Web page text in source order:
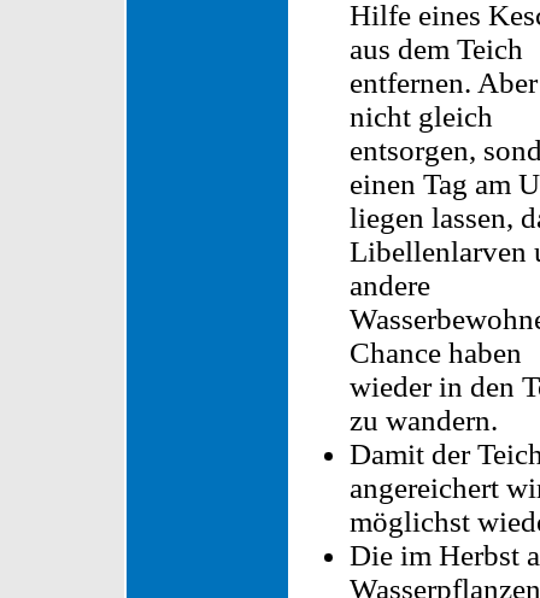
Hilfe eines
aus dem Teich
entfernen. Aber
nicht gleich
entsorgen,
einen Tag am
liegen lassen,
Libellenlarven
andere
Chance haben
wieder in den
zu wandern.
Damit der
angereichert
möglichst
Die im Herbst